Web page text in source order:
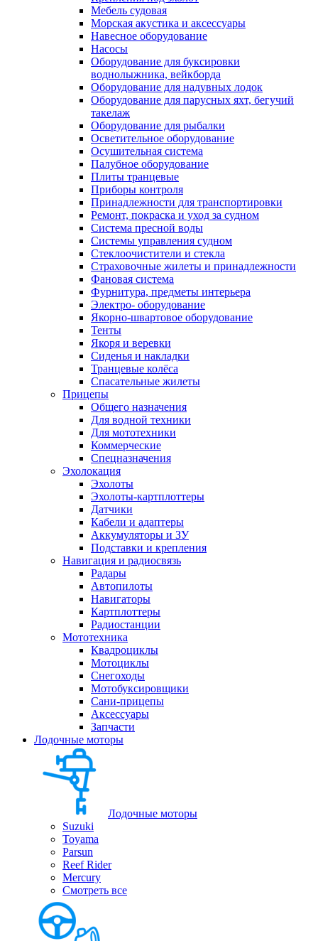
Мебель судовая
Морская акустика и аксессуары
Навесное оборудование
Насосы
Оборудование для буксировки
воднолыжника, вейкборда
Оборудование для надувных лодок
Оборудование для парусных яхт, бегучий
такелаж
Оборудование для рыбалки
Осветительное оборудование
Осушительная система
Палубное оборудование
Плиты транцевые
Приборы контроля
Принадлежности для транспортировки
Ремонт, покраска и уход за судном
Система пресной воды
Системы управления судном
Стеклоочистители и стекла
Страховочные жилеты и принадлежности
Фановая система
Фурнитура, предметы интерьера
Электро- оборудование
Якорно-швартовое оборудование
Тенты
Якоря и веревки
Сиденья и накладки
Транцевые колёса
Спасательные жилеты
Прицепы
Общего назначения
Для водной техники
Для мототехники
Коммерческие
Спецназначения
Эхолокация
Эхолоты
Эхолоты-картплоттеры
Датчики
Кабели и адаптеры
Аккумуляторы и ЗУ
Подставки и крепления
Навигация и радиосвязь
Радары
Автопилоты
Навигаторы
Картплоттеры
Радиостанции
Мототехника
Квадроциклы
Мотоциклы
Снегоходы
Мотобуксировщики
Сани-прицепы
Аксессуары
Запчасти
Лодочные моторы
Лодочные моторы
Suzuki
Toyama
Parsun
Reef Rider
Mercury
Смотреть все